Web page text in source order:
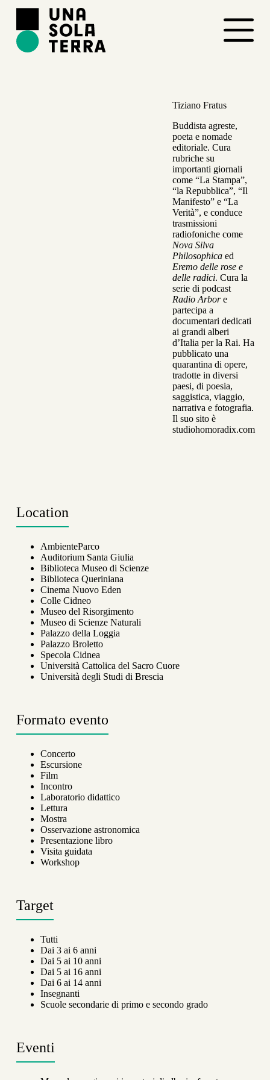
S
Tiziano Fratus
Buddista agreste,
poeta e nomade
editoriale. Cura
rubriche su
importanti giornali
come “La Stampa”,
“la Repubblica”, “Il
Manifesto” e “La
Verità”, e conduce
trasmissioni
radiofoniche come
Nova Silva
Philosophica ed
Eremo delle rose e
delle radici. Cura la
serie di podcast
Radio Arbore
partecipa a
documentari dedicati
ai grandi alberi
d’Italia per la Rai. Ha
pubblicato una
quarantina di opere,
tradotte in diversi
paesi, di poesia,
saggistica, viaggio,
narrativa e fotografia.
Il suo sito è
studiohomoradix.com
Location
AmbienteParco
Auditorium Santa Giulia
Biblioteca Museo di Scienze
Biblioteca Queriniana
Cinema Nuovo Eden
Colle Cidneo
Museo del Risorgimento
Museo di Scienze Naturali
Palazzo della Loggia
Palazzo Broletto
Specola Cidnea
Università Cattolica del Sacro Cuore
Università degli Studi di Brescia
Formato evento
Concerto
Escursione
Film
Incontro
Laboratorio didattico
Lettura
Mostra
Osservazione astronomica
Presentazione libro
Visita guidata
Workshop
Target
Tutti
Dai 3 ai 6 anni
Dai 5 ai 10 anni
Dai 5 ai 16 anni
Dai 6 ai 14 anni
Insegnanti
Scuole secondarie di primo e secondo grado
Eventi